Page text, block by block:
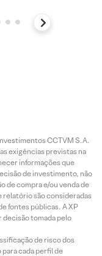
CCTVM S.A.
exigências previstas na
informações que
de investimento, não
de compra e/ou venda de
são consideradas
fontes públicas. A XP
decisão tomada pelo
de risco dos
cada perfil de